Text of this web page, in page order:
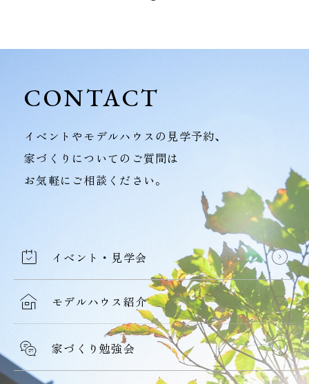
CONTACT
イベントやモデルハウスの見学予約、
家づくりについてのご質問は
お気軽にご相談ください。
イベント・見学会
モデルハウス紹介
家づくり勉強会